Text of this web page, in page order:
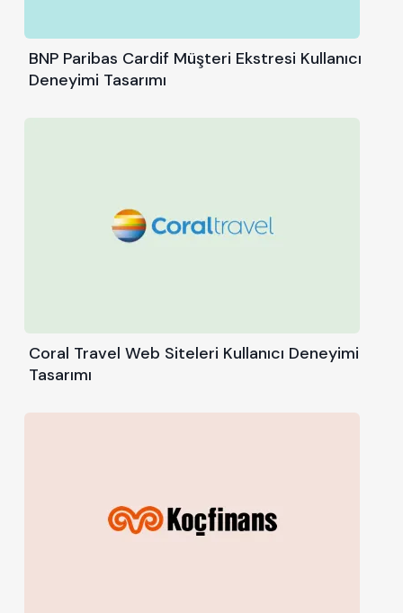
BNP Paribas Cardif Müşteri Ekstresi Kullanıcı
Deneyimi Tasarımı
Coral Travel Web Siteleri Kullanıcı Deneyimi
Tasarımı